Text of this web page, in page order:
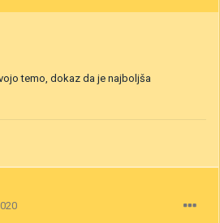
temo, dokaz da je najboljša